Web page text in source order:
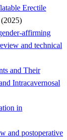
Erectile
(2025)
affirming
and technical
and Their
Intracavernosal
in
and postoperative